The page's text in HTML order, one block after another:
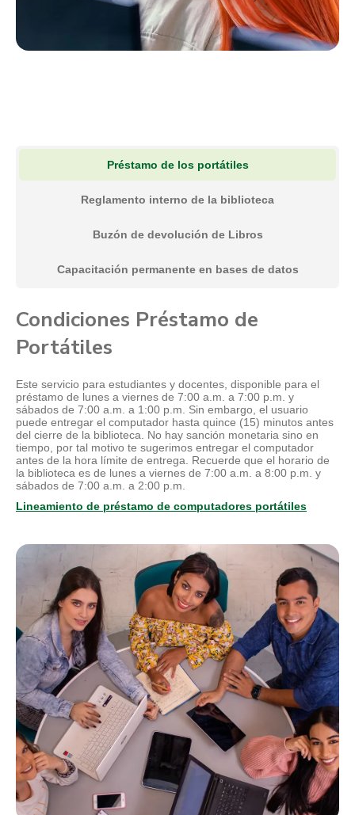
Libros y Revistas Físicos
La biblioteca Humberto Saldarriaga Carmona del Tecnológico
de Antioquia Institución Universitaria ofrece un nuevo servicio.
para toda la Comunidad Académica. El servicio consiste en
máximo 30% del total del libro.
Nombre completo
Número de identificación
Título del libro
Número topográfico del libro
Ver guía de búsqueda de libros
Descargar archivo
A vuelta de correo se le enviará el link con la tabla de contenido
del libro; nuevamente a vuelta de correo el usuario deberá
indicar el contenido específico requerido y finalmente a vuelta
de correo se le enviará el link con el contenido solicitado”.
Solicitud de materiales
bibliográficos
A través de los diferentes y respectivos comités curriculares y
visto bueno del decano perteneciente a cada facultad puedes
Préstamo de los portátiles
Reglamento interno de la biblioteca
Buzón de devolución de Libros
Capacitación permanente en bases de datos
Condiciones Préstamo de
Portátiles
Este servicio para estudiantes y docentes, disponible para el
préstamo de lunes a viernes de 7:00 a.m. a 7:00 p.m. y
sábados de 7:00 a.m. a 1:00 p.m. Sin embargo, el usuario
puede entregar el computador hasta quince (15) minutos antes
del cierre de la biblioteca. No hay sanción monetaria sino en
tiempo, por tal motivo te sugerimos entregar el computador
antes de la hora límite de entrega. Recuerde que el horario de
la biblioteca es de lunes a viernes de 7:00 a.m. a 8:00 p.m. y
sábados de 7:00 a.m. a 2:00 p.m.
Lineamiento de préstamo de computadores portátiles